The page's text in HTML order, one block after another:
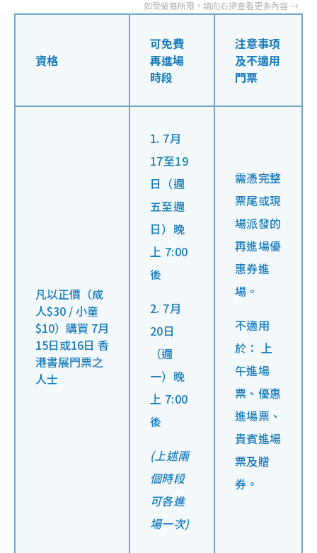
資格
可免費
再進場
時段
注意事項
及不適用
門票
凡以正價（成
人$30 / 小童
$10）購買 7月
15日或16日 香
港書展門票之
人士
1. 7月
17至19
日（週
五至週
日）晚
上 7:00
後
2. 7月
20日
（週
一）晚
上 7:00
後
(上述兩
個時段
可各進
場一次)
需憑完整
票尾或現
場派發的
再進場優
惠券進
場。
不適用
於： 上
午進場
票、優惠
進場票、
貴賓進場
票及贈
券。